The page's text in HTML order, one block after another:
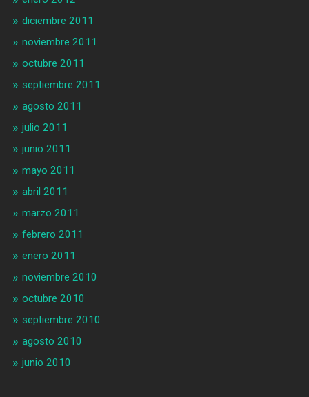
diciembre 2011
noviembre 2011
octubre 2011
septiembre 2011
agosto 2011
julio 2011
junio 2011
mayo 2011
abril 2011
marzo 2011
febrero 2011
enero 2011
noviembre 2010
octubre 2010
septiembre 2010
agosto 2010
junio 2010